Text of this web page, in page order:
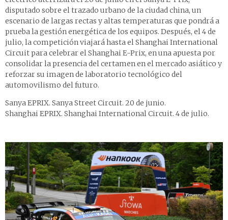
disputado sobre el trazado urbano de la ciudad china, un
escenario de largas rectas y altas temperaturas que pondrá a
prueba la gestión energética de los equipos. Después, el 4 de
julio, la competición viajará hasta el Shanghai International
Circuit para celebrar el Shanghai E-Prix, en una apuesta por
consolidar la presencia del certamen en el mercado asiático y
reforzar su imagen de laboratorio tecnológico del
automovilismo del futuro.
Sanya EPRIX. Sanya Street Circuit. 20 de junio.
Shanghai EPRIX. Shanghai International Circuit. 4 de julio.